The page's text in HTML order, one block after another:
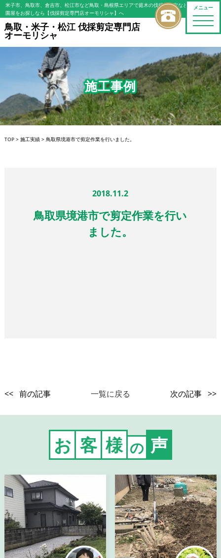
メニュー
toggle
米子市、鳥取市、倉吉市、松江市など鳥取・島根県エリアで庭木の伐採・剪定などの植木屋/造
園屋をお探しなら【伐採剪定専門店オーモリシャ】へ
鳥取・米子・松江 伐採剪定専門店
オーモリシャ
施工事例
TOP> 施工実績> 鳥取県境港市で剪定作業を行いました。
2018.11.2
鳥取県境港市で剪定作業を行い
ました。
<< 前の記事 一覧に戻る 次の記事 >>
お 客 様 の 声